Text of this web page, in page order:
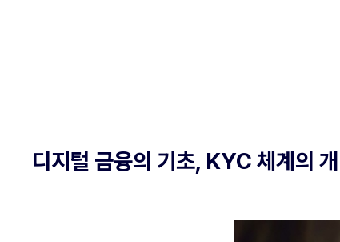
디지털 금융의 기초, KYC 체계의